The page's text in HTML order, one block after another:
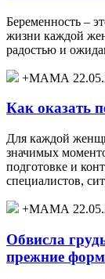
Беременность –
жизни каждой
радостью и
+МАМА
Как оказать
Для каждой
значимых
подготовке и
специалистов,
+МАМА
Обвисла
прежние